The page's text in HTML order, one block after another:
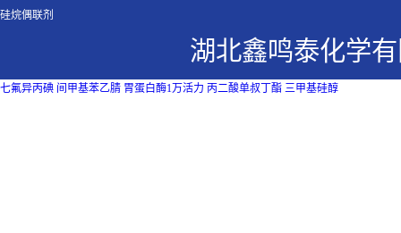
硅烷偶联剂
湖北鑫鸣泰化学
七氟异丙碘 间甲基苯乙腈 胃蛋白酶1万活力 丙二酸单叔丁酯 三甲基硅醇